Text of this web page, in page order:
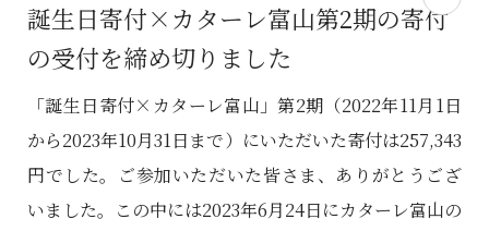
誕生日寄付×カターレ富山第2期の寄付
の受付を締め切りました
「誕生日寄付×カターレ富山」第2期（2022年11月1日
から2023年10月31日まで）にいただいた寄付は257,343
円でした。ご参加いただいた皆さま、ありがとうござ
いました。この中には2023年6月24日にカターレ富山の